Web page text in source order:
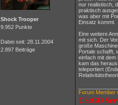
Shock Trooper
9.952 Punkte
Dabei seit: 28.11.2004
2.897 Beiträge
nur realistisch,
praktisch
was aber mit
Einsatz kommt.
Eine weitere
mit sich. Der
große
Portale schafft,
einfach mit
kam das
teleportiert
Forum Member
CS:GO